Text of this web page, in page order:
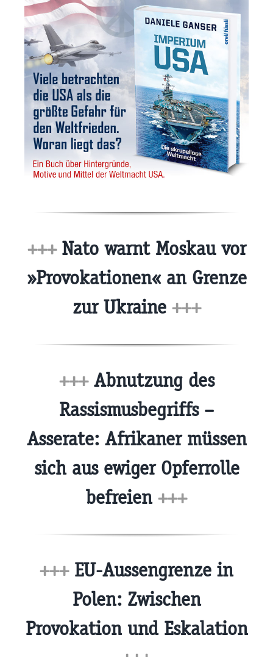
+++Nato warnt Moskau vor
»Provokationen« an Grenze
zur Ukraine +++
+++Abnutzung des
Rassismusbegriffs –
Asserate: Afrikaner müssen
sich aus ewiger Opferrolle
befreien +++
+++EU-Aussengrenze in
Polen: Zwischen
Provokation und Eskalation